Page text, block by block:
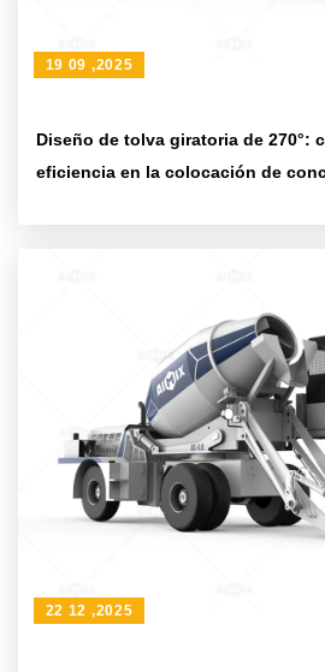
Diseño de tolva giratoria de 270°:
eficiencia en la colocación de
19 09 ,2025
22 12 ,2025